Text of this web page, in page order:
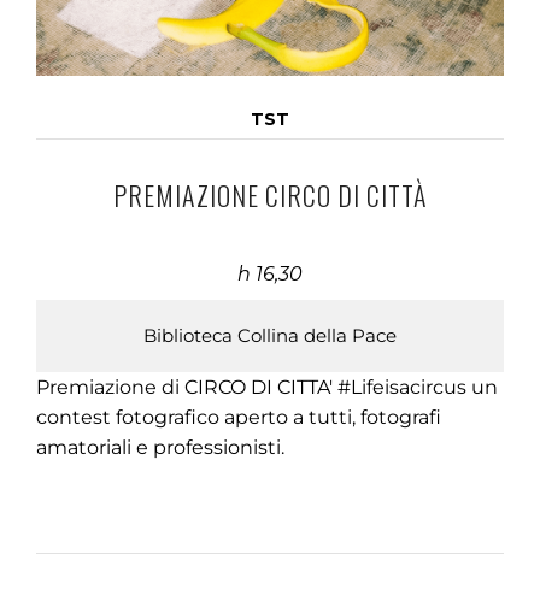
TST
PREMIAZIONE CIRCO DI CITTÀ
h 16,30
Biblioteca Collina della Pace
Premiazione di CIRCO DI CITTA' #Lifeisacircus un
contest fotografico aperto a tutti, fotografi
amatoriali e professionisti.